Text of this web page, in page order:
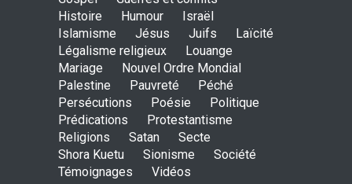
ENSEIGNEMENTS
3. April 2014 00:00
Der katholizismus in den
kulissen- die wache-
Dokimos n°2
ENSEIGNEMENTS
2. April 2014 00:00
Das große babylon im dienst
Histoire
Humour
Israël
Islamisme
Jésus Juifs
Laïcité
Légalisme religieux
Louange
Mariage
Nouvel Ordre Mondial
Palestine
Pauvreté
Péché
Persécutions
Poésie
Politique
Prédications
Protestantisme
Religions
Satan
Secte
Shora Kuetu
Sionisme
Société
Témoignages
Vidéos